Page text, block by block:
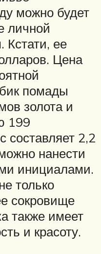
можно будет
личной
Кстати, ее
Цена
помады
золота и
199
составляет 2,2
нанести
инициалами.
только
сокровище
также имеет
и красоту.